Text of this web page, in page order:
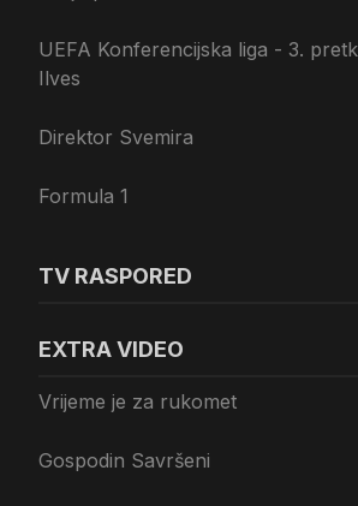
UEFA Konferencijska liga - 3.
Ilves
Direktor Svemira
Formula 1
TV RASPORED
EXTRA VIDEO
Vrijeme je za rukomet
Gospodin Savršeni